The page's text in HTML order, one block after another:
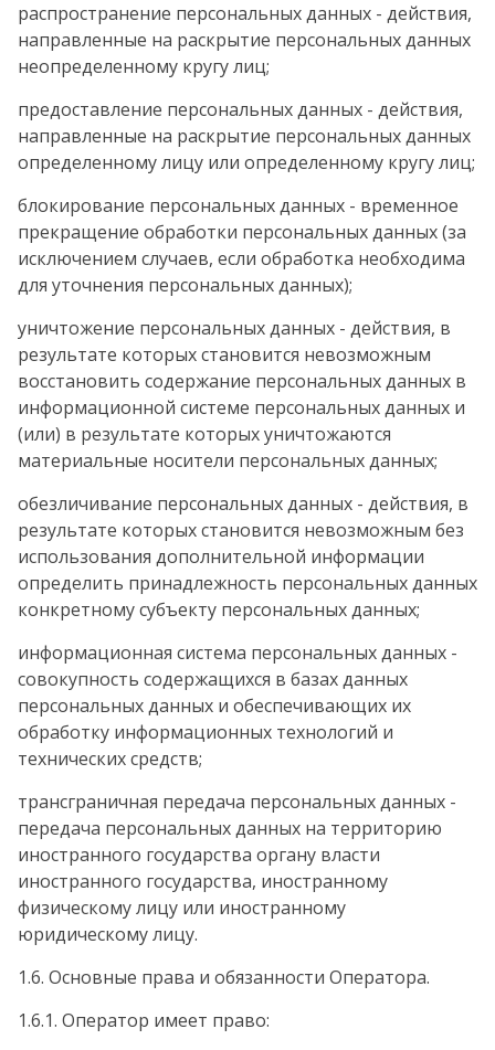
распространение персональных данных - действия,
направленные на раскрытие персональных данных
неопределенному кругу лиц;
предоставление персональных данных - действия,
направленные на раскрытие персональных данных
определенному лицу или определенному кругу лиц;
блокирование персональных данных - временное
прекращение обработки персональных данных (за
исключением случаев, если обработка необходима
для уточнения персональных данных);
уничтожение персональных данных - действия, в
результате которых становится невозможным
восстановить содержание персональных данных в
информационной системе персональных данных и
(или) в результате которых уничтожаются
материальные носители персональных данных;
обезличивание персональных данных - действия, в
результате которых становится невозможным без
использования дополнительной информации
определить принадлежность персональных данных
конкретному субъекту персональных данных;
информационная система персональных данных -
совокупность содержащихся в базах данных
персональных данных и обеспечивающих их
обработку информационных технологий и
технических средств;
трансграничная передача персональных данных -
передача персональных данных на территорию
иностранного государства органу власти
иностранного государства, иностранному
физическому лицу или иностранному
юридическому лицу.
1.6. Основные права и обязанности Оператора.
1.6.1. Оператор имеет право: